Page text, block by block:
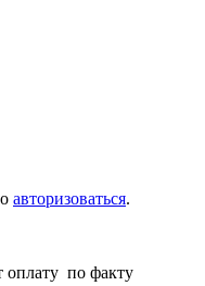
авторизоваться.
оплату по факту